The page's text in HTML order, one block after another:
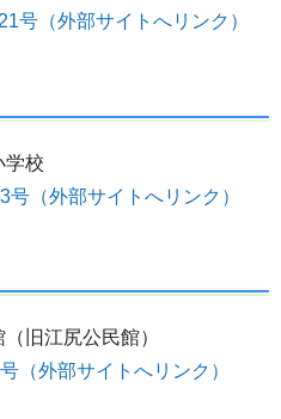
号（外部サイトへリンク）
学校
（外部サイトへリンク）
旧江尻公民館）
（外部サイトへリンク）